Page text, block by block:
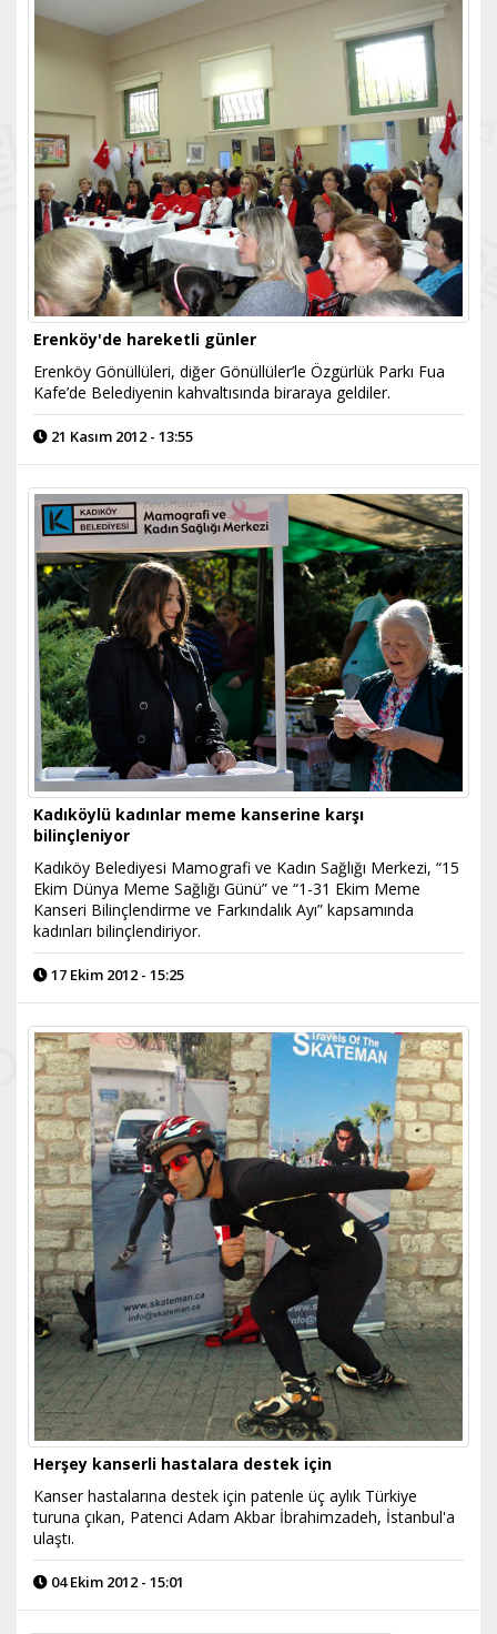
Erenköy'de hareketli günler
Erenköy Gönüllüleri, diğer Gönüllüler’le Özgürlük Parkı Fua
Kafe’de Belediyenin kahvaltısında biraraya geldiler.
21 Kasım 2012 - 13:55
Kadıköylü kadınlar meme kanserine karşı
bilinçleniyor
Kadıköy Belediyesi Mamografi ve Kadın Sağlığı Merkezi, “15
Ekim Dünya Meme Sağlığı Günü” ve “1-31 Ekim Meme
Kanseri Bilinçlendirme ve Farkındalık Ayı” kapsamında
kadınları bilinçlendiriyor.
17 Ekim 2012 - 15:25
Herşey kanserli hastalara destek için
Kanser hastalarına destek için patenle üç aylık Türkiye
turuna çıkan, Patenci Adam Akbar İbrahimzadeh, İstanbul'a
ulaştı.
04 Ekim 2012 - 15:01